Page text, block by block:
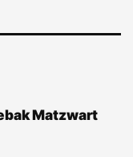
Matzwart